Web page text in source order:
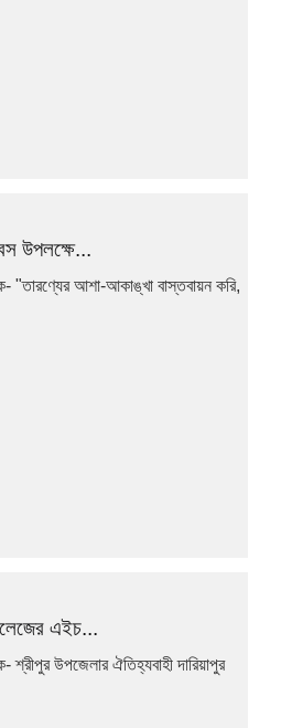
উপলক্ষে...
"তারণ্যের আশা-আকাঙ্খা বাস্তবায়ন করি,
এইচ...
শ্রীপুর উপজেলার ঐতিহ্যবাহী দারিয়াপুর